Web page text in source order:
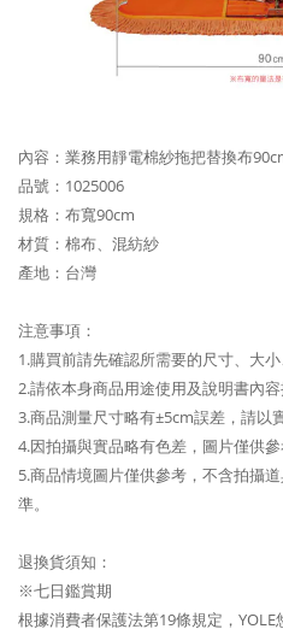
內容：業務用靜電棉紗拖把替換布
品號：1025006
規格：布寬90cm
材質：棉布、混紡紗
產地：台灣
注意事項：
1.購買前請先確認所需要的尺寸、大小
2.請依本身商品用途使用及說明書內容
3.商品測量尺寸略有±5cm誤差，請以
4.因拍攝與實品略有色差，圖片僅供
5.商品情境圖片僅供參考，不含拍攝
準。
退換貨須知：
※七日鑑賞期
根據消費者保護法第19條規定，